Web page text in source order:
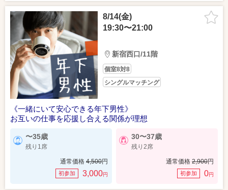
8/14(金)
19:30〜21:00
新宿西口/11階
個室8対8
シングルマッチング
《一緒にいて安心できる年下男性》
お互いの仕事を応援し合える関係が理想
〜35歳
残り1席
通常価格 4,500円
初参加 3,000円
30〜37歳
残り2席
通常価格 2,900円
初参加 0円